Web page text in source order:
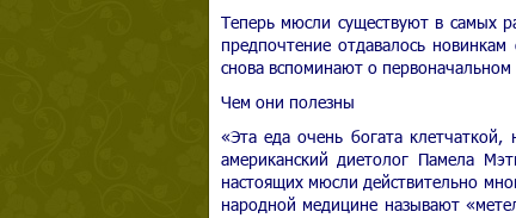
Теперь мюсли существуют в самых
предпочтение отдавалось
снова вспоминают о
Чем они полезны
«Эта еда очень богата
американский диетолог Памела
настоящих мюсли действительно
народной медицине называют